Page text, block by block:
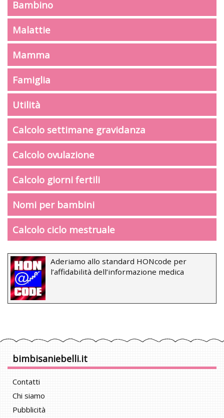
Bambino
Malattie
Mamma
Famiglia
Utilità
Calcolo settimane gravidanza
Calcolo ovulazione
Calcolo giorni fertili
Nomi per bambini
Calcolo ciclo mestruale
Aderiamo allo standard HONcode per
l’affidabilità dell’informazione medica
bimbisaniebelli.it
Contatti
Chi siamo
Pubblicità